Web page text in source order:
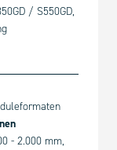
/ S550GD,
- 2.000 mm,